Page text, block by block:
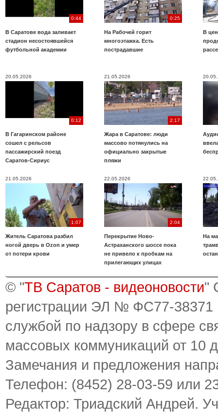
0:44
В Саратове вода заливает
стадион несостоявшейся
футбольной академии
0:25
На Рабочей горит
многоэтажка. Есть
пострадавшие
В
20.05.2026
0:12
В Гагаринском районе
сошел с рельсов
пассажирский поезд
Саратов-Сириус
21.05.2026
2:17
Жара в Саратове: люди
массово потянулись на
официально закрытые
пляжи
21.05.2026
1:07
Житель Саратова разбил
ногой дверь в Ozon и умер
от потери крови
22.05.2026
2:04
Перекрытие Ново-
Астраханского шоссе пока
не привело к пробкам на
прилегающих улицах
На
© "ТВ Саратов - видеоновости"
регистрации ЭЛ № ФС77-38371
службой по надзору в сфере
массовых коммуникаций от 10
Замечания и предложения
Телефон: (8452) 28-03-59 или
Редактор: Триадский Андрей.